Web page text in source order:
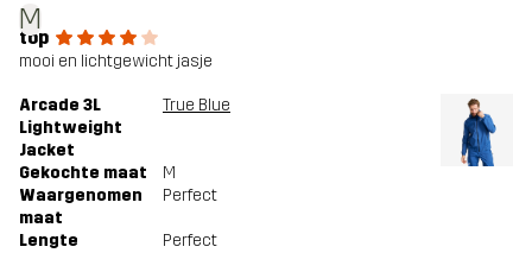
M
top
mooi en lichtgewicht jasje
Arcade 3L
Lightweight
Jacket
True Blue
Gekochte maat
M
Waargenomen
maat
Perfect
Lengte Perfect